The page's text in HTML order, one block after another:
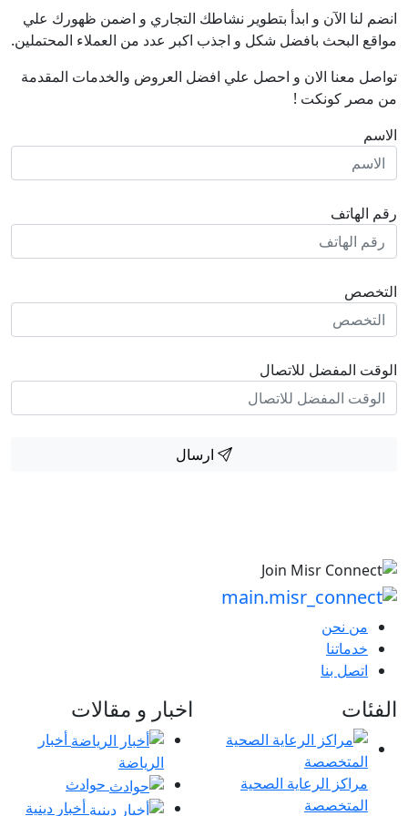
انضم لنا اﻵن و ابدأ بتطوير نشاطك التجاري و اضمن ظهورك علي
مواقع البحث بافضل شكل و اجذب اكبر عدد من العملاء المحتملين.
تواصل معنا الان و احصل علي افضل العروض والخدمات المقدمة
من مصر كونكت !
الاسم
رقم الهاتف
التخصص
الوقت المفضل للاتصال
ارسال
من نحن
خدماتنا
اتصل بنا
الفئات
مراكز الرعاية الصحية
المتخصصة
اخبار و مقالات
أخبار
الرياضة
حوادث
أخبار دينية